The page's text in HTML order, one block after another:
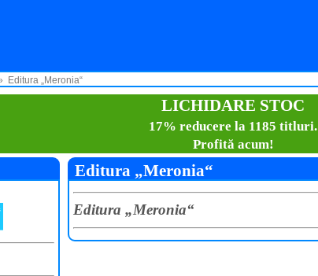
Editura „Meronia“
LICHIDARE STOC
17% reducere la 1185 titluri.
Profită acum!
Editura „Meronia“
Editura „Meronia“